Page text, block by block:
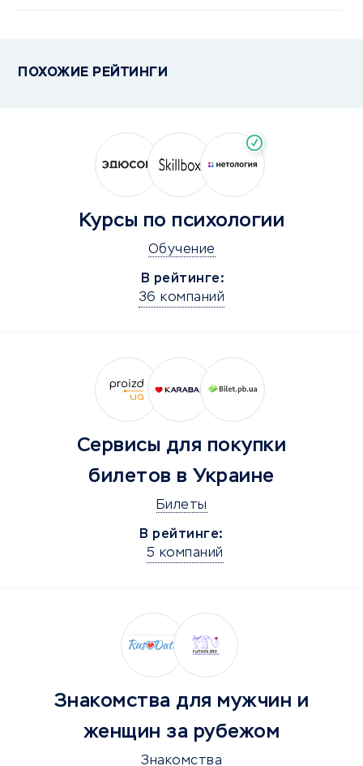
ПОХОЖИЕ РЕЙТИНГИ
Курсы по психологии
Обучение
В рейтинге:
36 компаний
Сервисы для покупки
билетов в Украине
Билеты
В рейтинге:
5 компаний
Знакомства для мужчин и
женщин за рубежом
Знакомства